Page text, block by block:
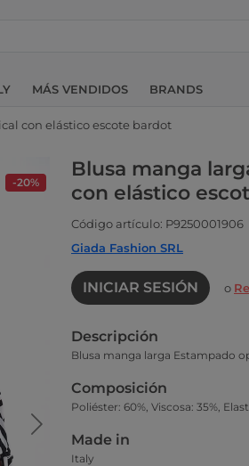
MÁS VENDIDOS BRANDS
con elástico escote bardot
-20%
Blusa manga
con elástico
Código artículo: P9250001906
Giada Fashion SRL
INICIAR SESIÓN o
Descripción
Blusa manga larga Estampado
Composición
Poliéster: 60%, Viscosa: 35%,
Made in
Italy